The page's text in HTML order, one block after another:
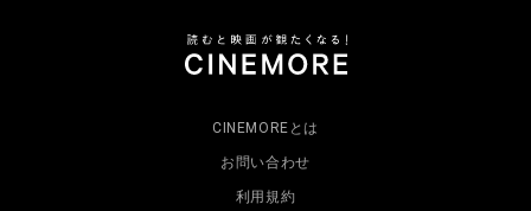
CINEMOREとは
お問い合わせ
利用規約